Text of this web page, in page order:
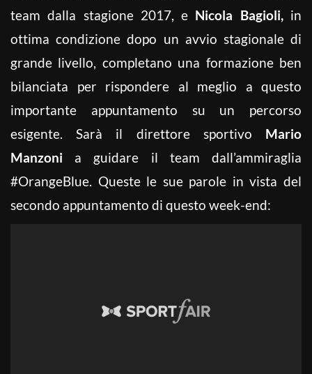
team dalla stagione 2017, e Nicola Bagioli,in
ottima condizione dopo un avvio stagionale di
grande livello, completano una formazione ben
bilanciata per rispondere al meglio a questo
importante appuntamento su un percorso
esigente.
Sarà il direttore sportivo Mario
Manzoni a guidare il team dall’ammiraglia
#OrangeBlue. Queste le sue parole in vista del
secondo appuntamento di questo week-end: